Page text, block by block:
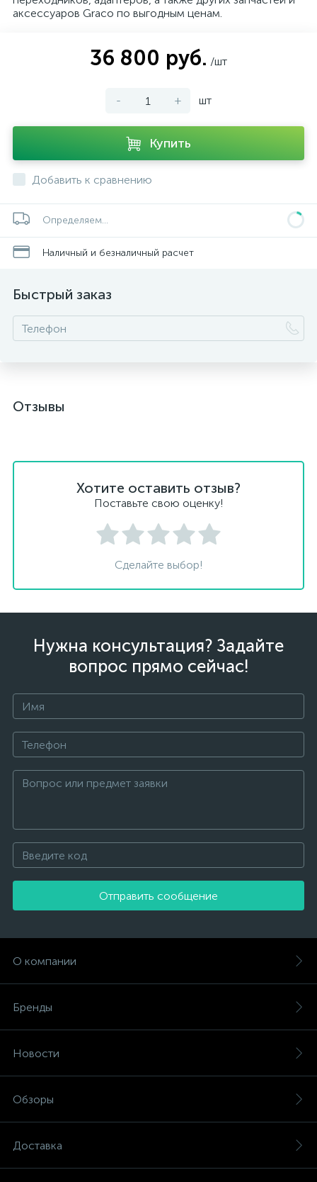
аксессуаров Graco по выгодным ценам.
36 800 руб. /шт
- + шт
Купить
Добавить к сравнению
Определяем...
Наличный и безналичный расчет
Быстрый заказ
Отзывы
Хотите оставить отзыв?
Поставьте свою оценку!
Сделайте выбор!
Нужна консультация? Задайте
вопрос прямо сейчас!
Отправить сообщение
О компании
Бренды
Новости
Обзоры
Доставка